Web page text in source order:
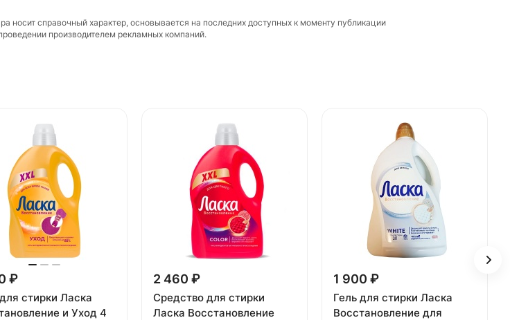
носит справочный характер, основывается на последних доступных к моменту публикации
производителем рекламных компаний.
₽
стирки Ласка
и Уход 4
2 460 ₽
Средство для стирки
Ласка Восстановление
1 900 ₽
Гель для стирки Ласка
Восстановление для